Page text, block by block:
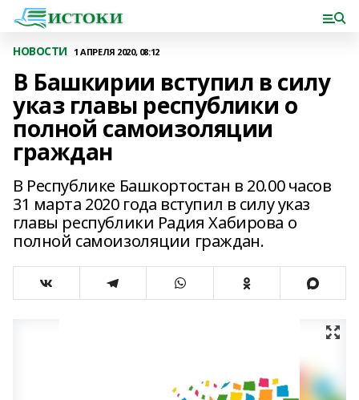
НОВОСТИ 1 АПРЕЛЯ 2020, 08:12
В Башкирии вступил в силу
указ главы республики о
полной самоизоляции
граждан
В Республике Башкортостан в 20.00 часов
31 марта 2020 года вступил в силу указ
главы республики Радия Хабирова о
полной самоизоляции граждан.